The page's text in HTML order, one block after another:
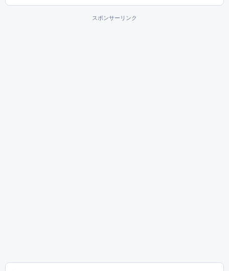
スポンサーリンク